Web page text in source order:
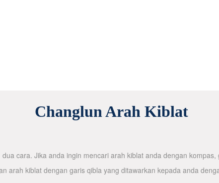
Changlun Arah Kiblat
cara. Jika anda ingin mencari arah kiblat anda dengan
arah kiblat dengan garis qibla yang ditawarkan kepada anda